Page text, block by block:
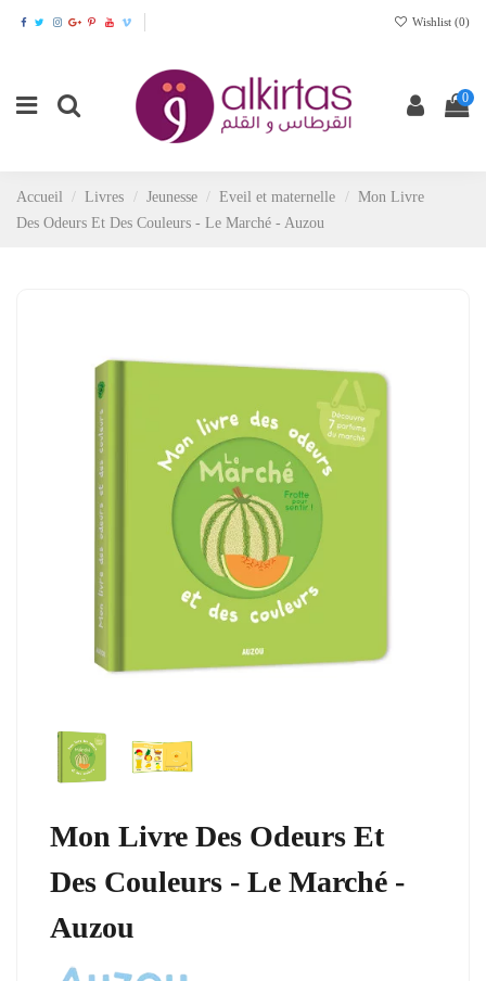
Wishlist (0)
0
Accueil Livres Jeunesse Eveil et maternelle
Mon Livre
Des Odeurs Et Des Couleurs - Le Marché - Auzou
Mon Livre Des Odeurs Et
Des Couleurs - Le Marché -
Auzou